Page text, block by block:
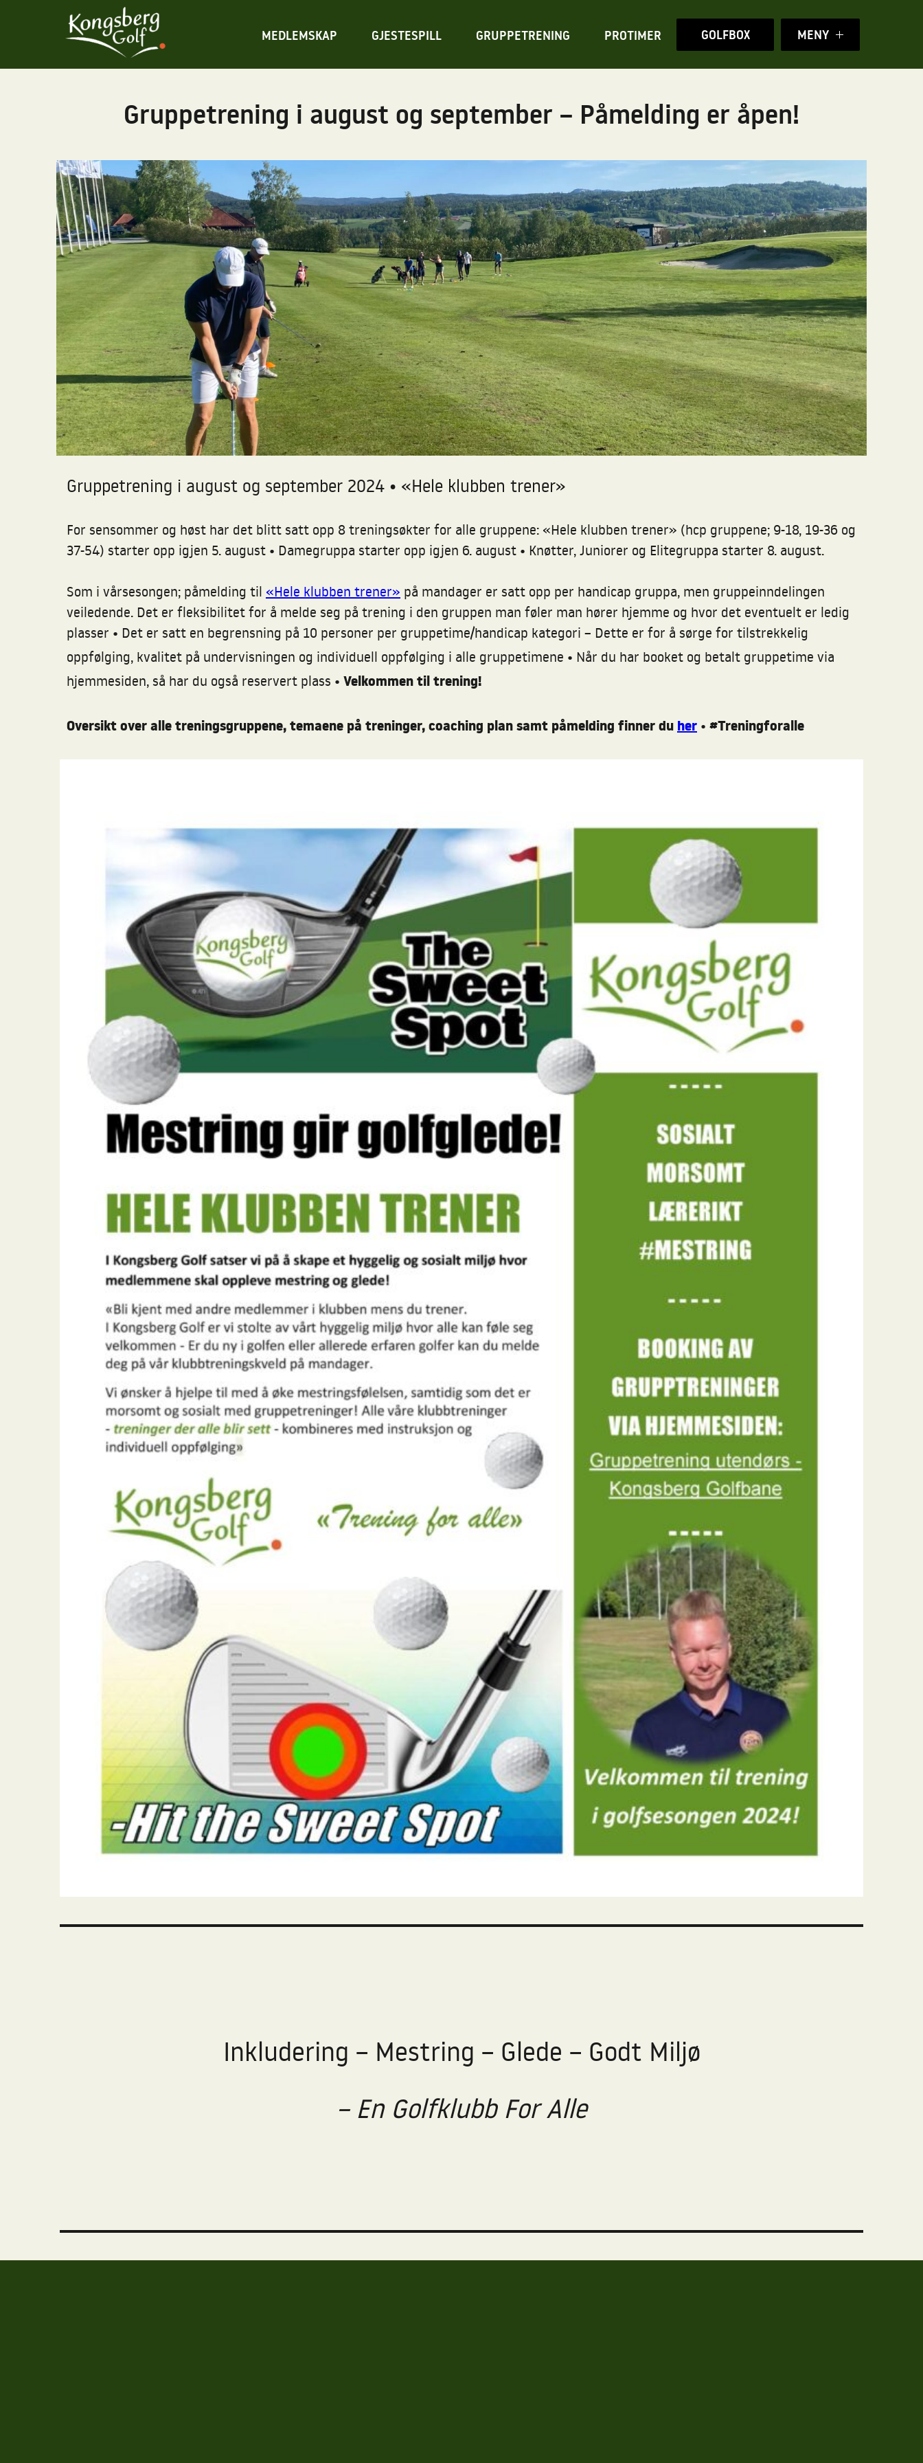
MEDLEMSKAP GJESTESPILL GRUPPETRENING PROTIMER GOLFBOX MENY
Gruppetrening i august og september – Påmelding er åpen!
Gruppetrening i august og september 2024 • «Hele klubben trener»
For sensommer og høst har det blitt satt opp 8 treningsøkter for alle gruppene: «Hele klubben trener» (hcp gruppene; 9-18, 19-36 og
37-54) starter opp igjen 5. august • Damegruppa starter opp igjen 6. august • Knøtter, Juniorer og Elitegruppa starter 8. august.
Som i vårsesongen; påmelding til «Hele klubben trener» på mandager er satt opp per handicap gruppa, men gruppeinndelingen
veiledende. Det er fleksibilitet for å melde seg på trening i den gruppen man føler man hører hjemme og hvor det eventuelt er ledig
plasser • Det er satt en begrensning på 10 personer per gruppetime/handicap kategori – Dette er for å sørge for tilstrekkelig
oppfølging, kvalitet på undervisningen og individuell oppfølging i alle gruppetimene • Når du har booket og betalt gruppetime via
hjemmesiden, så har du også reservert plass •Velkommen til trening!
Oversikt over alle treningsgruppene, temaene på treninger, coaching plan samt påmelding finner duher•#Treningforalle
Inkludering – Mestring – Glede – Godt Miljø
– En Golfklubb For Alle